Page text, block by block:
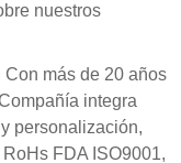
nuestros
más de 20 años
integra
personalización,
FDA ISO9001,